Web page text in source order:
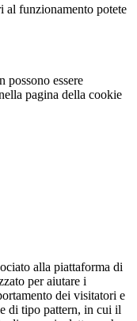
al funzionamento potete
possono essere
pagina della cookie
alla piattaforma di
per aiutare i
dei visitatori e
di tipo pattern, in cui il